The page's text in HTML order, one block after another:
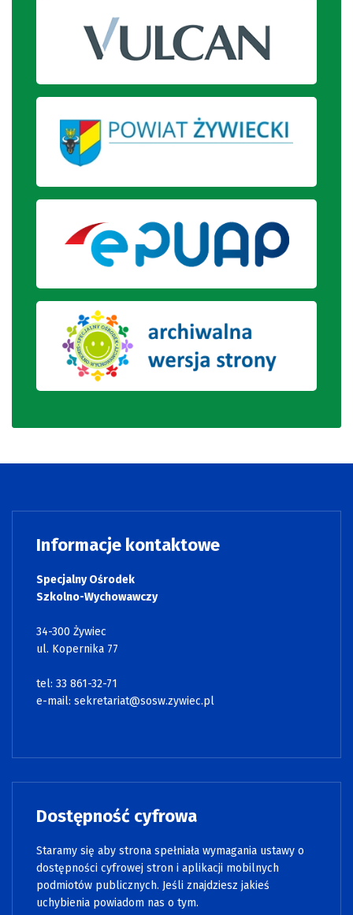
Informacje kontaktowe
Specjalny Ośrodek
Szkolno-Wychowawczy
34-300 Żywiec
ul. Kopernika 77
tel: 33 861-32-71
e-mail: sekretariat@sosw.zywiec.pl
Dostępność cyfrowa
Staramy się aby strona spełniała wymagania ustawy o
dostępności cyfrowej stron i aplikacji mobilnych
podmiotów publicznych. Jeśli znajdziesz jakieś
uchybienia powiadom nas o tym.